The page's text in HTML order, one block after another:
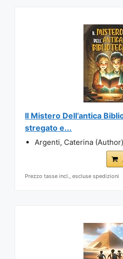
Il Mistero Dell’antica
stregato e...
Argenti, Caterina (Author)
Prezzo tasse incl., escluse spedizioni